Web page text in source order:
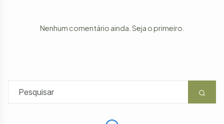
Nenhum comentário ainda. Seja o primeiro.